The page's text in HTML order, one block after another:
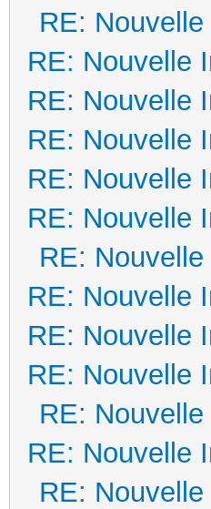
RE:
RE: Nouvelle
RE: Nouvelle
RE: Nouvelle
RE: Nouvelle
RE: Nouvelle
RE:
RE: Nouvelle
RE: Nouvelle
RE: Nouvelle
RE:
RE: Nouvelle
RE: